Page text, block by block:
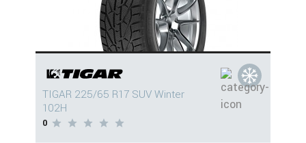
TIGAR 225/65 R17 SUV Winter
102H
0